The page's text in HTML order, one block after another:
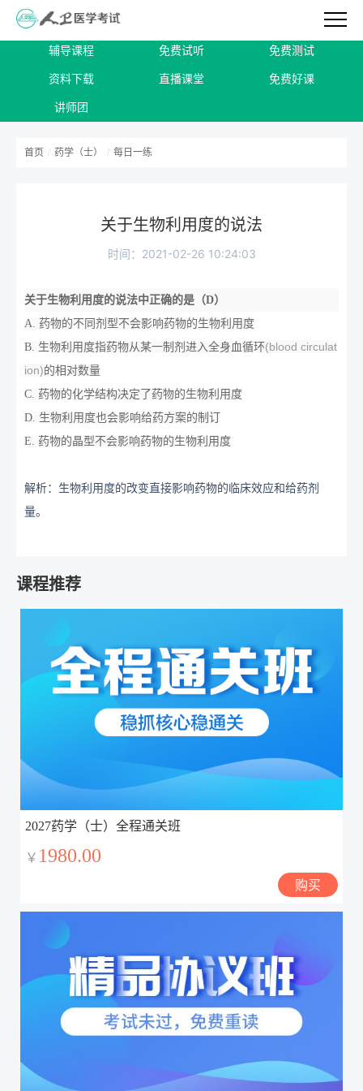
辅导课程 免费试听 免费测试
资料下载 直播课堂 免费好课
讲师团
首页 / 药学（士） / 每日一练
关于生物利用度的说法
时间：2021-02-26 10:24:03
关于生物利用度的说法中正确的是（D）
A. 药物的不同剂型不会影响药物的生物利用度
B. 生物利用度指药物从某一制剂进入全身血循环(blood circulat
ion)的相对数量
C. 药物的化学结构决定了药物的生物利用度
D. 生物利用度也会影响给药方案的制订
E. 药物的晶型不会影响药物的生物利用度
解析：生物利用度的改变直接影响药物的临床效应和给药剂
量。
课程推荐
2027药学（士）全程通关班
￥ 1980.00
购买